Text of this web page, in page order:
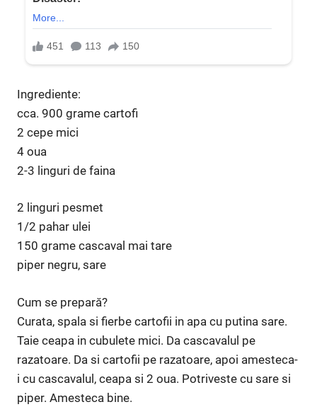
Ingrediente:
cca. 900 grame cartofi
2 cepe mici
4 oua
2-3 linguri de faina
2 linguri pesmet
1/2 pahar ulei
150 grame cascaval mai tare
piper negru, sare
Cum se prepară?
Curata, spala si fierbe cartofii in apa cu putina sare.
Taie ceapa in cubulete mici. Da cascavalul pe
razatoare. Da si cartofii pe razatoare, apoi amesteca-
i cu cascavalul, ceapa si 2 oua. Potriveste cu sare si
piper. Amesteca bine.